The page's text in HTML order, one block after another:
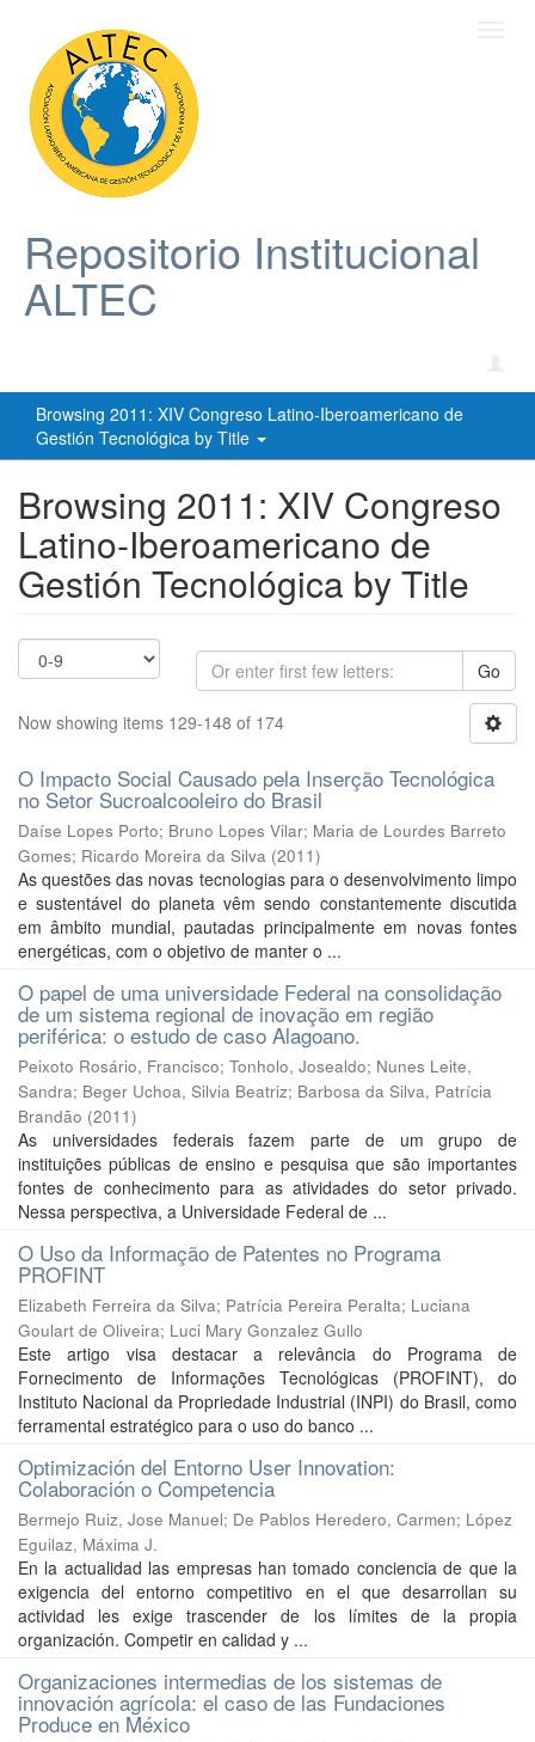
Repositorio Institucional
ALTEC
Browsing 2011: XIV Congreso Latino-Iberoamericano de
Gestión Tecnológica by Title
Browsing 2011: XIV Congreso
Latino-Iberoamericano de
Gestión Tecnológica by Title
Go
Now showing items 129-148 of 174
O Impacto Social Causado pela Inserção Tecnológica
no Setor Sucroalcooleiro do Brasil
Daíse Lopes Porto; Bruno Lopes Vilar; Maria de Lourdes Barreto
Gomes; Ricardo Moreira da Silva (2011)
As questões das novas tecnologias para o desenvolvimento limpo
e sustentável do planeta vêm sendo constantemente discutida
em âmbito mundial, pautadas principalmente em novas fontes
energéticas, com o objetivo de manter o ...
O papel de uma universidade Federal na consolidação
de um sistema regional de inovação em região
periférica: o estudo de caso Alagoano.
Peixoto Rosário, Francisco; Tonholo, Josealdo; Nunes Leite,
Sandra; Beger Uchoa, Silvia Beatriz; Barbosa da Silva, Patrícia
Brandão (2011)
As universidades federais fazem parte de um grupo de
instituições públicas de ensino e pesquisa que são importantes
fontes de conhecimento para as atividades do setor privado.
Nessa perspectiva, a Universidade Federal de ...
O Uso da Informação de Patentes no Programa
PROFINT
Elizabeth Ferreira da Silva; Patrícia Pereira Peralta; Luciana
Goulart de Oliveira; Luci Mary Gonzalez Gullo
Este artigo visa destacar a relevância do Programa de
Fornecimento de Informações Tecnológicas (PROFINT), do
Instituto Nacional da Propriedade Industrial (INPI) do Brasil, como
ferramental estratégico para o uso do banco ...
Optimización del Entorno User Innovation:
Colaboración o Competencia
Bermejo Ruiz, Jose Manuel; De Pablos Heredero, Carmen; López
Eguilaz, Máxima J.
En la actualidad las empresas han tomado conciencia de que la
exigencia del entorno competitivo en el que desarrollan su
actividad les exige trascender de los límites de la propia
organización. Competir en calidad y ...
Organizaciones intermedias de los sistemas de
innovación agrícola: el caso de las Fundaciones
Produce en México